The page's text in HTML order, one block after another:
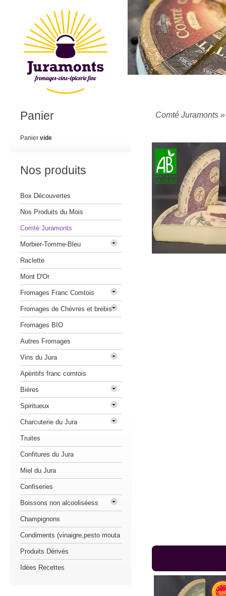
Comté Juramonts
Panier
Panier vide
Nos produits
Box Découvertes
Nos Produits du Mois
Comté Juramonts
Morbier-Tomme-Bleu
Raclette
Mont D'Or
Fromages Franc Comtois
Fromages de Chèvres et brebis
Fromages BIO
Autres Fromages
Vins du Jura
Apéritifs franc comtois
Bières
Spiritueux
Charcuterie du Jura
Truites
Confitures du Jura
Miel du Jura
Confiseries
Boissons non alcooliséess
Champignons
Condiments (vinaigre,pesto mouta
Produits Dérivés
Idées Recettes